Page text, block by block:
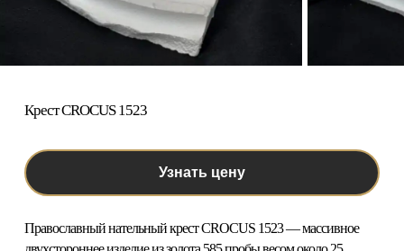
Крест CROCUS 1523
Узнать цену
Православный нательный крест CROCUS 1523— массивное